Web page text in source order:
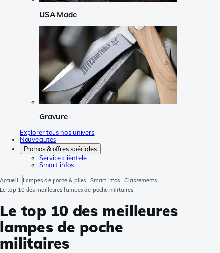
USA Made
Gravure
Explorer tous nos univers
Nouveautés
Promos & offres spéciales
Service clièntele
Smart infos
Accueil Lampes de poche & piles Smart Infos
Classements
Le top 10 des meilleures lampes de poche militaires
Le top 10 des meilleures
lampes de poche
militaires